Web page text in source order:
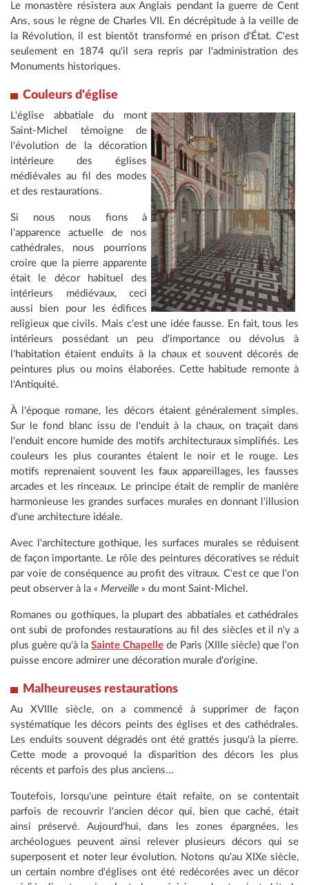
Le monastère résistera aux Anglais pendant la guerre de Cent
Ans, sous le règne de Charles VII. En décrépitude à la veille de
la Révolution, il est bientôt transformé en prison d'État. C'est
seulement en 1874 qu'il sera repris par l'administration des
Monuments historiques.
Couleurs d'église
L'église abbatiale du mont
Saint-Michel témoigne de
l'évolution de la décoration
intérieure des églises
médiévales au fil des modes
et des restaurations.
Si nous nous fions à
l'apparence actuelle de nos
cathédrales, nous pourrions
croire que la pierre apparente
était le décor habituel des
intérieurs médiévaux, ceci
aussi bien pour les édifices
religieux que civils. Mais c'est une idée fausse. En fait, tous les
intérieurs possédant un peu d'importance ou dévolus à
l'habitation étaient enduits à la chaux et souvent décorés de
peintures plus ou moins élaborées. Cette habitude remonte à
l'Antiquité.
À l'époque romane, les décors étaient généralement simples.
Sur le fond blanc issu de l'enduit à la chaux, on traçait dans
l'enduit encore humide des motifs architecturaux simplifiés. Les
couleurs les plus courantes étaient le noir et le rouge. Les
motifs reprenaient souvent les faux appareillages, les fausses
arcades et les rinceaux. Le principe était de remplir de manière
harmonieuse les grandes surfaces murales en donnant l'illusion
d'une architecture idéale.
Avec l'architecture gothique, les surfaces murales se réduisent
de façon importante. Le rôle des peintures décoratives se réduit
par voie de conséquence au profit des vitraux. C'est ce que l'on
peut observer à la « Merveille » du mont Saint-Michel.
Romanes ou gothiques, la plupart des abbatiales et cathédrales
ont subi de profondes restaurations au fil des siècles et il n'y a
plus guère qu'à la Sainte Chapelle de Paris (XIIIe siècle) que l'on
puisse encore admirer une décoration murale d'origine.
Malheureuses restaurations
Au XVIIIe siècle, on a commencé à supprimer de façon
systématique les décors peints des églises et des cathédrales.
Les enduits souvent dégradés ont été grattés jusqu'à la pierre.
Cette mode a provoqué la disparition des décors les plus
récents et parfois des plus anciens...
Toutefois, lorsqu'une peinture était refaite, on se contentait
parfois de recouvrir l'ancien décor qui, bien que caché, était
ainsi préservé. Aujourd'hui, dans les zones épargnées, les
archéologues peuvent ainsi relever plusieurs décors qui se
superposent et noter leur évolution. Notons qu'au XIXe siècle,
un certain nombre d'églises ont été redécorées avec un décor